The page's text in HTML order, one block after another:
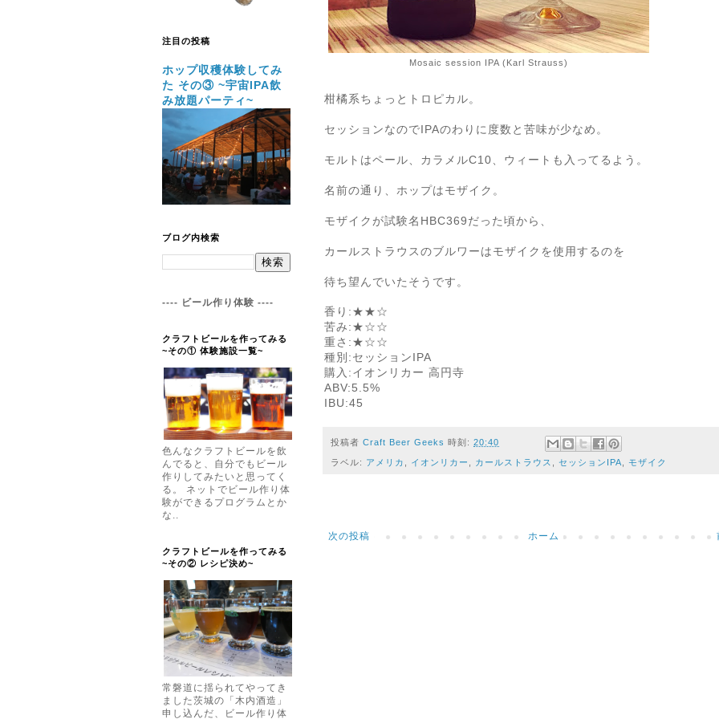
Mosaic session IPA (Karl Strauss)
柑橘系ちょっとトロピカル。
セッションなのでIPAのわりに度数と苦味が少なめ。
モルトはペール、カラメルC10、ウィートも入ってるよう。
名前の通り、ホップはモザイク。
モザイクが試験名HBC369だった頃から、
カールストラウスのブルワーはモザイクを使用するのを
待ち望んでいたそうです。
香り:★★☆
苦み:★☆☆
重さ:★☆☆
種別:セッションIPA
購入:イオンリカー 高円寺
ABV:5.5%
IBU:45
投稿者 Craft Beer Geeks 時刻: 20:40
ラベル: アメリカ イオンリカー カールストラウス セッションIPA モザイク
次の投稿 ホーム
注目の投稿
ホップ収穫体験してみ
た その③ ~宇宙IPA飲
み放題パーティ~
ブログ内検索
---- ビール作り体験 ----
クラフトビールを作ってみる
~その① 体験施設一覧~
色んなクラフトビールを飲
んでると、自分でもビール
作りしてみたいと思ってく
る。 ネットでビール作り体
験ができるプログラムとか
な..
クラフトビールを作ってみる
~その② レシピ決め~
常磐道に揺られてやってき
ました茨城の「木内酒造」
申し込んだ、ビール作り体